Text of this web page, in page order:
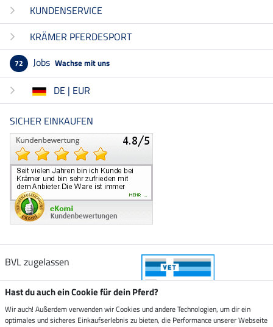
KUNDENSERVICE
KRÄMER PFERDESPORT
72 Jobs Wachse mit uns
DE | EUR
SICHER EINKAUFEN
BVL zugelassen
Hast du auch ein Cookie für dein Pferd?
Wir auch! Außerdem verwenden wir Cookies und andere Technologien, um dir ein
optimales und sicheres Einkaufserlebnis zu bieten, die Performance unserer Webseite